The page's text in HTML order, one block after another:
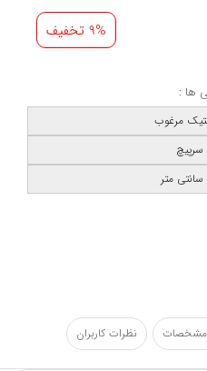
9% تخفیف
ها :
مرغوب
سرپیچ
مشخصات نظرات کاربران